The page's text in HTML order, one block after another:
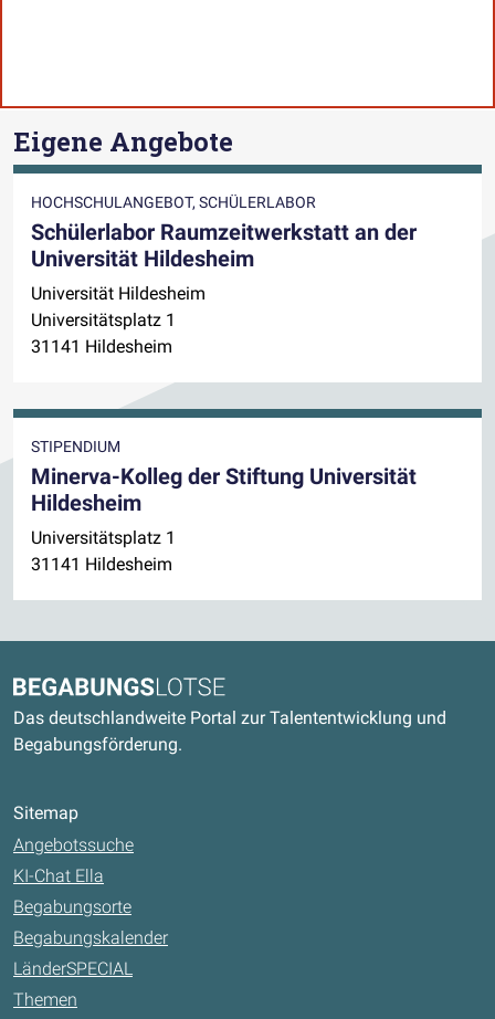
Eigene Angebote
HOCHSCHULANGEBOT, SCHÜLERLABOR
Schülerlabor Raumzeitwerkstatt an der
Universität Hildesheim
Universität Hildesheim
Universitätsplatz 1
31141 Hildesheim
STIPENDIUM
Minerva-Kolleg der Stiftung Universität
Hildesheim
Universitätsplatz 1
31141 Hildesheim
Begabungslotse
Das deutschlandweite Portal zur Talententwicklung und
Begabungsförderung.
Sitemap
Angebotssuche
KI-Chat Ella
Begabungsorte
Begabungskalender
LänderSPECIAL
Themen